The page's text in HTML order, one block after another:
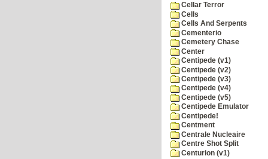
Cellar Terror
Cells
Cells And Serpents
Cementerio
Cemetery Chase
Center
Centipede (v1)
Centipede (v2)
Centipede (v3)
Centipede (v4)
Centipede (v5)
Centipede Emulator
Centipede!
Centment
Centrale Nucleaire
Centre Shot Split
Centurion (v1)